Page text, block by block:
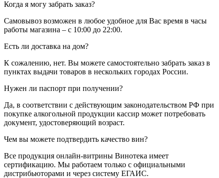
Когда я могу забрать заказ?
Самовывоз возможен в любое удобное для Вас время в часы
работы магазина – с 10:00 до 22:00.
Есть ли доставка на дом?
К сожалению, нет. Вы можете самостоятельно забрать заказ в
пунктах выдачи товаров в нескольких городах России.
Нужен ли паспорт при получении?
Да, в соответствии с действующим законодательством РФ при
покупке алкогольной продукции кассир может потребовать
документ, удостоверяющий возраст.
Чем вы можете подтвердить качество вин?
Все продукция онлайн-витрины Винотека имеет
сертификацию. Мы работаем только с официальными
дистрибьюторами и через систему ЕГАИС.